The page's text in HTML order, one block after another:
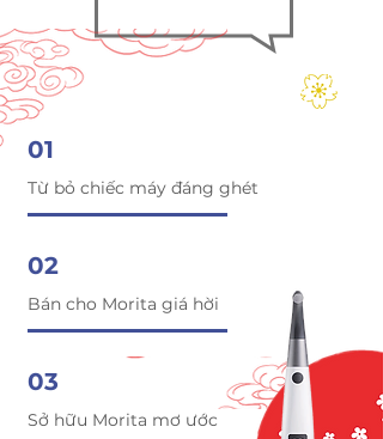
01
Từ bỏ chiếc máy đáng ghét
02
Bán cho Morita giá hời
03
Sở hữu Morita mơ ước